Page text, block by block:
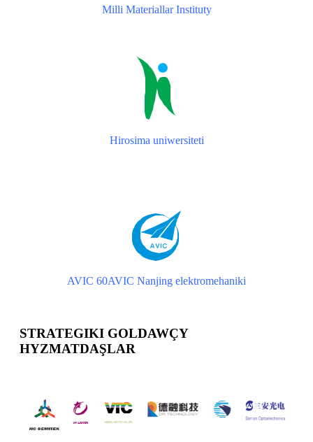
Milli Materiallar Instituty
Hirosima uniwersiteti
AVIC 60AVIC Nanjing elektromehaniki
STRATEGIKI GOLDAWÇY
HYZMATDAŞLAR